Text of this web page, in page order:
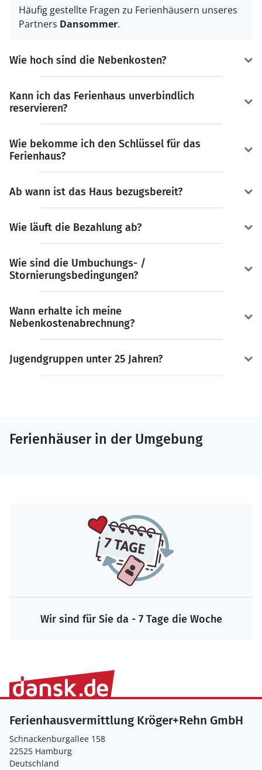
Häufig gestellte Fragen zu Ferienhäusern unseres
Partners Dansommer.
Wie hoch sind die Nebenkosten?
Kann ich das Ferienhaus unverbindlich
reservieren?
Wie bekomme ich den Schlüssel für das
Ferienhaus?
Ab wann ist das Haus bezugsbereit?
Wie läuft die Bezahlung ab?
Wie sind die Umbuchungs- /
Stornierungsbedingungen?
Wann erhalte ich meine
Nebenkostenabrechnung?
Jugendgruppen unter 25 Jahren?
Ferienhäuser in der Umgebung
Wir sind für Sie da - 7 Tage die Woche
Ferienhausvermittlung Kröger+Rehn GmbH
Schnackenburgallee 158
22525 Hamburg
Deutschland